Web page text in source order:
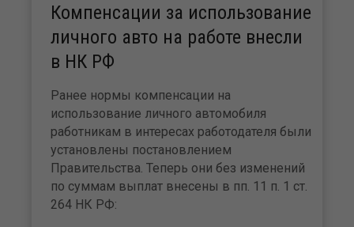
Компенсации за использование
личного авто на работе внесли
в НК РФ
Ранее нормы компенсации на
использование личного автомобиля
работникам в интересах работодателя были
установлены постановлением
Правительства. Теперь они без изменений
по суммам выплат внесены в пп. 11 п. 1 ст.
264 НК РФ: